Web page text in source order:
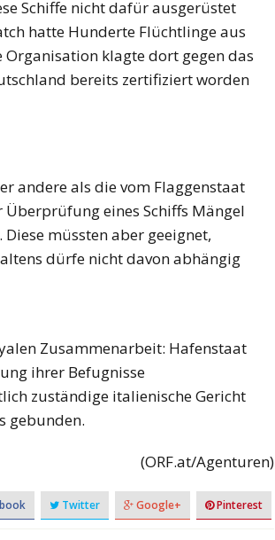
Schiffe nicht dafür ausgerüstet
hatte Hunderte Flüchtlinge aus
klagte dort gegen das
bereits zertifiziert worden
andere als die vom Flaggenstaat
eines Schiffs Mängel
müssten aber geeignet,
dürfe nicht davon abhängig
Zusammenarbeit: Hafenstaat
ihrer Befugnisse
zuständige italienische Gericht
gebunden.
(ORF.at/Agenturen)
Twitter Google+ Pinterest